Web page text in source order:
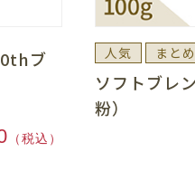
ブ
（税込）
人気 まと
ソフトブレ
粉）